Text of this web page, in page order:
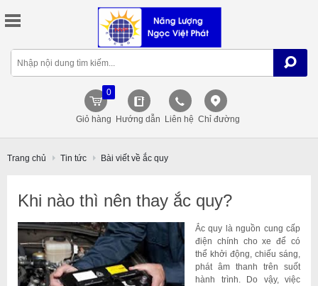
Giỏ hàng
0
Hướng dẫn Liên hệ Chỉ đường
Trang chủ Tin tức Bài viết về ắc quy
Khi nào thì nên thay ắc quy?
Ắc quy là nguồn cung cấp
điện chính cho xe để có
thể khởi động, chiếu sáng,
phát âm thanh trên suốt
hành trình. Do vậy, việc